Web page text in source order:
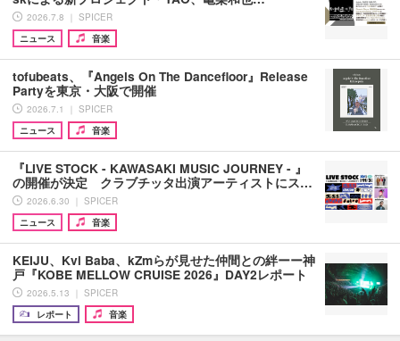
2026.7.8 ｜ SPICER
ニュース
音楽
tofubeats、『Angels On The Dancefloor』Release
Partyを東京・大阪で開催
2026.7.1 ｜ SPICER
ニュース
音楽
『LIVE STOCK - KAWASAKI MUSIC JOURNEY - 』
の開催が決定 クラブチッタ出演アーティストにス…
2026.6.30 ｜ SPICER
ニュース
音楽
KEIJU、Kvi Baba、kZmらが見せた仲間との絆ーー神
戸『KOBE MELLOW CRUISE 2026』DAY2レポート
2026.5.13 ｜ SPICER
レポート
音楽